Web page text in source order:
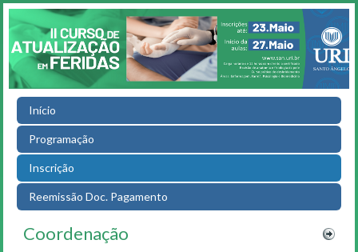
Início
Programação
Inscrição
Reemissão Doc. Pagamento
Coordenação